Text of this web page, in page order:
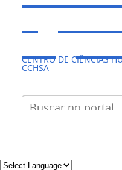
CENTRO DE CIÊNCIAS
CCHSA